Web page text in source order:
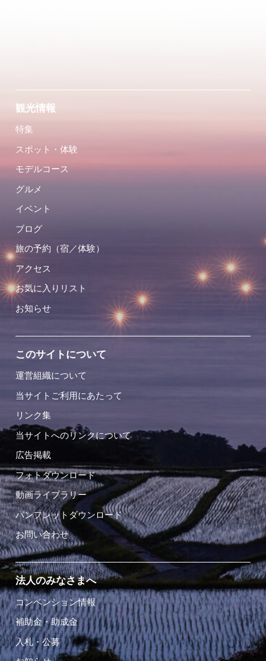
観光情報
特集
スポット・体験
モデルコース
グルメ
イベント
ブログ
旅の予約（宿／体験）
アクセス
お気に入りリスト
お知らせ
このサイトについて
運営組織について
当サイトご利用にあたって
リンク集
当サイトへのリンクについて
広告掲載
フォトダウンロード
動画ライブラリー
パンフレットダウンロード
お問い合わせ
法人のみなさまへ
コンベンション情報
補助金・助成金
入札・公募